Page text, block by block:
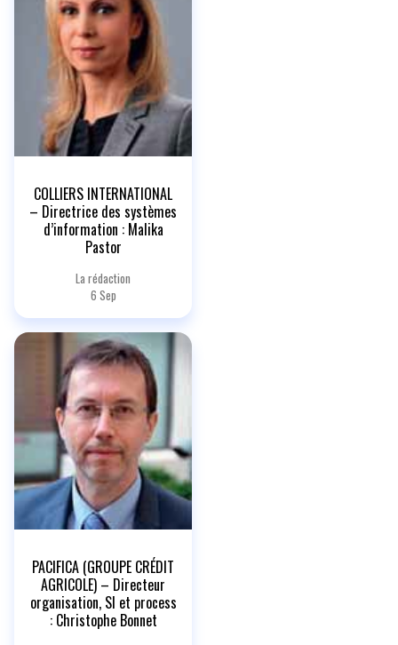
COLLIERS INTERNATIONAL
– Directrice des systèmes
d’information : Malika
Pastor
La rédaction
6 Sep
PACIFICA (GROUPE CRÉDIT
AGRICOLE) – Directeur
organisation, SI et process
: Christophe Bonnet